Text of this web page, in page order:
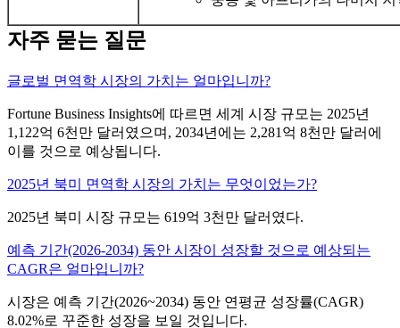
자주 묻는 질문
글로벌 면역학 시장의 가치는 얼마입니까?
Fortune Business Insights에 따르면 세계 시장 규모는 2025년
1,122억 6천만 달러였으며, 2034년에는 2,281억 8천만 달러에
이를 것으로 예상됩니다.
2025년 북미 면역학 시장의 가치는 무엇이었는가?
2025년 북미 시장 규모는 619억 3천만 달러였다.
예측 기간(2026-2034) 동안 시장이 성장할 것으로 예상되는
CAGR은 얼마입니까?
시장은 예측 기간(2026~2034) 동안 연평균 성장률(CAGR)
8.02%로 꾸준한 성장을 보일 것입니다.